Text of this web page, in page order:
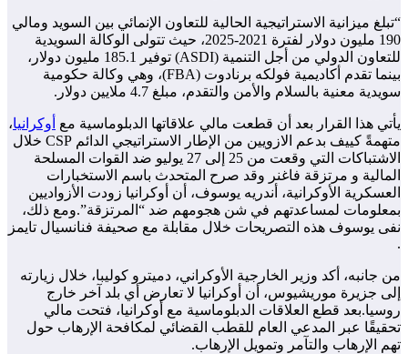
“تبلغ ميزانية الاستراتيجية الحالية للتعاون الإنمائي بين السويد ومالي
190 مليون دولار لفترة 2021-2025، حيث تتولى الوكالة السويدية
للتعاون الدولي من أجل التنمية (ASDI) توفير 185.1 مليون دولار،
بينما تقدم أكاديمية فولكه برنادوت (FBA)، وهي وكالة حكومية
سويدية معنية بالسلام والأمن والتقدم، مبلغ 4.7 ملايين دولار.
يأتي هذا القرار بعد أن قطعت مالي علاقاتها الدبلوماسية مع أوكرانيا،
متهمةً كييف بدعم الازويين من الإطار الاستراتيجي الدائم CSP خلال
الاشتباكات التي وقعت من 25 إلى 27 يوليو ضد القوات المسلحة
المالية و مرتزقة فاغنر وقد صرح المتحدث باسم الاستخبارات
العسكرية الأوكرانية، أندريه يوسوف، أن أوكرانيا زودت الأزواديين
بمعلومات لمساعدتهم في شن هجومهم ضد “المرتزقة”.ومع ذلك،
نفى يوسوف هذه التصريحات خلال مقابلة مع صحيفة فنانسيال تايمز
.
من جانبه، أكد وزير الخارجية الأوكراني، دميترو كوليبا، خلال زيارته
إلى جزيرة موريشيوس، أن أوكرانيا لا تعارض أي بلد آخر خارج
روسيا.بعد قطع العلاقات الدبلوماسية مع أوكرانيا، فتحت مالي
تحقيقًا عبر المدعي العام للقطب القضائي لمكافحة الإرهاب حول
تهم الإرهاب والتآمر وتمويل الإرهاب.